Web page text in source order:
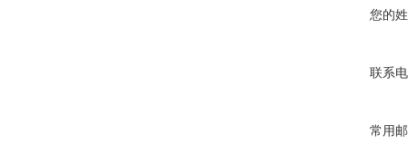
您的
联系
常用